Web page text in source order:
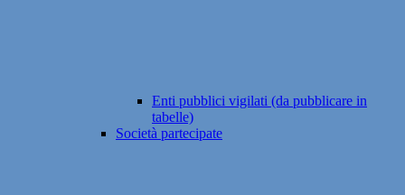
Enti pubblici vigilati (da pubblicare in
tabelle)
Società partecipate